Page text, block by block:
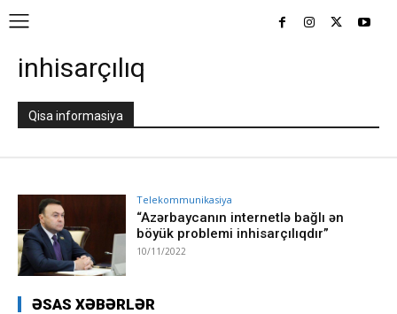
inhisarçılıq
Qisa informasiya
Telekommunikasiya
“Azərbaycanın internetlə bağlı ən
böyük problemi inhisarçılıqdır”
10/11/2022
ƏSAS XƏBƏRLƏR